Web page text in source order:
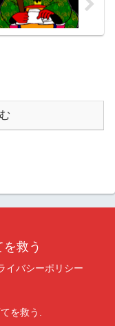
救う
イバシーポリシー
を救う.